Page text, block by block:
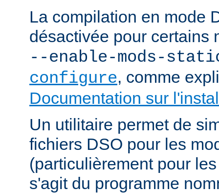
La compilation en mode
désactivée pour certains
--enable-mods-
configure, comme
Documentation sur
Un utilitaire permet de
fichiers DSO pour les
(particulièrement pour
s'agit du programme